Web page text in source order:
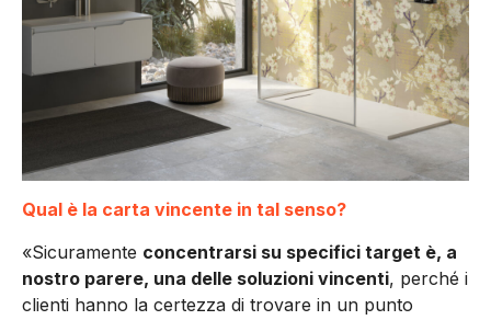
Qual è la carta vincente in tal senso?
«Sicuramente concentrarsi su specifici target è, a
nostro parere, una delle soluzioni vincenti, perché i
clienti hanno la certezza di trovare in un punto